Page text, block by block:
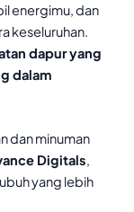
energimu, dan
keseluruhan.
dapur yang
dalam
dan minuman
Digitals,
yang lebih